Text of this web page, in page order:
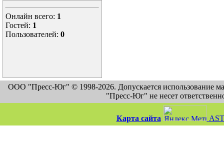
Онлайн всего: 1
Гостей: 1
Пользователей: 0
ООО "Пресс-Юг" © 1998-2026. Допускается использование
"Пресс-Юг" не несет
Карта сайта